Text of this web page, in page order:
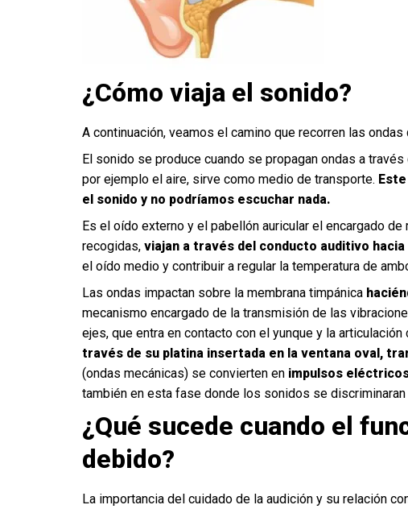
¿Cómo viaja el sonido?
A continuación, veamos el camino que recorren las
El sonido se produce cuando se propagan ondas a
por ejemplo el aire, sirve como medio de transporte.
el sonido y no podríamos escuchar nada.
Es el oído externo y el pabellón auricular el encargado
recogidas, viajan a través del conducto auditivo
el oído medio y contribuir a regular la temperatura de
Las ondas impactan sobre la membrana timpánica
mecanismo encargado de la transmisión de las
ejes, que entra en contacto con el yunque y la
través de su platina insertada en la ventana oval,
(ondas mecánicas) se convierten en impulsos
también en esta fase donde los sonidos se
¿Qué sucede cuando el
debido?
La importancia del cuidado de la audición y su relación